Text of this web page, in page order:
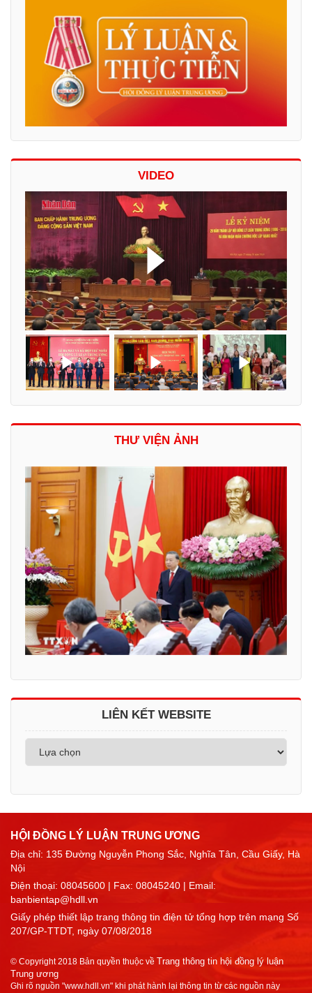
VIDEO
THƯ VIỆN ẢNH
LIÊN KẾT WEBSITE
HỘI ĐỒNG LÝ LUẬN TRUNG ƯƠNG
Địa chỉ: 135 Đường Nguyễn Phong Sắc, Nghĩa Tân, Cầu Giấy, Hà
Nội
Điện thoại: 08045600 | Fax: 08045240 | Email:
banbientap@hdll.vn
Giấy phép thiết lập trang thông tin điện tử tổng hợp trên mạng Số
207/GP-TTDT, ngày 07/08/2018
© Copyright 2018 Bản quyền thuộc về Trang thông tin hội đồng lý luận
Trung ương
Ghi rõ nguồn "www.hdll.vn" khi phát hành lại thông tin từ các nguồn này